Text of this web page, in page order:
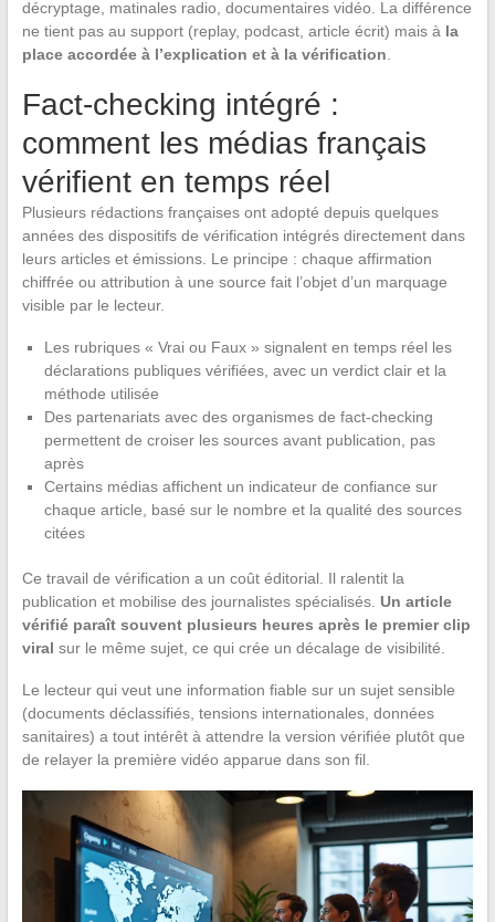
décryptage, matinales radio, documentaires vidéo. La différence
ne tient pas au support (replay, podcast, article écrit) mais à la
place accordée à l’explication et à la vérification
Fact-checking intégré :
comment les médias français
vérifient en temps réel
Plusieurs rédactions françaises ont adopté depuis quelques
années des dispositifs de vérification intégrés directement dans
leurs articles et émissions. Le principe : chaque affirmation
chiffrée ou attribution à une source fait l’objet d’un marquage
visible par le lecteur.
Les rubriques « Vrai ou Faux » signalent en temps réel les
déclarations publiques vérifiées, avec un verdict clair et la
méthode utilisée
Des partenariats avec des organismes de fact-checking
permettent de croiser les sources avant publication, pas
après
Certains médias affichent un indicateur de confiance sur
chaque article, basé sur le nombre et la qualité des sources
citées
Ce travail de vérification a un coût éditorial. Il ralentit la
publication et mobilise des journalistes spécialisés. Un article
vérifié paraît souvent plusieurs heures après le premier clip
viral sur le même sujet, ce qui crée un décalage de visibilité.
Le lecteur qui veut une information fiable sur un sujet sensible
(documents déclassifiés, tensions internationales, données
sanitaires) a tout intérêt à attendre la version vérifiée plutôt que
de relayer la première vidéo apparue dans son fil.